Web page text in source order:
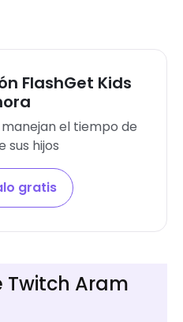
FlashGet Kids
el tiempo de
sus hijos
gratis
Twitch Aram